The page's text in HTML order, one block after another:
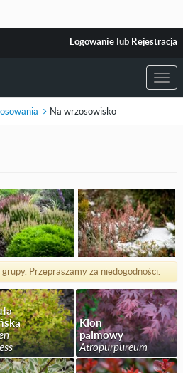
Logowanie lub Rejestracja
Na wrzosowisko
Przepraszamy za niedogodności.
Klon
palmowy
Atropurpureum